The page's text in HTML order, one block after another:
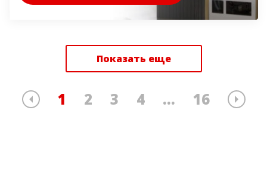
Показать еще
1 2 3 4 ... 16